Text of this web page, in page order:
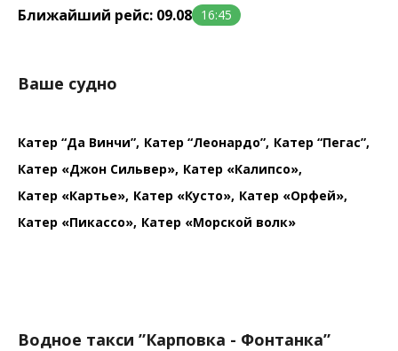
Ближайший рейс: 09.08 16:45
Ваше судно
Катер “Да Винчи” Катер “Леонардо” Катер “Пегас”
Катер «Джон Сильвер» Катер «Калипсо»
Катер «Картье» Катер «Кусто» Катер «Орфей»
Катер «Пикассо» Катер «Морской волк»
Водное такси ”Карповка - Фонтанка”